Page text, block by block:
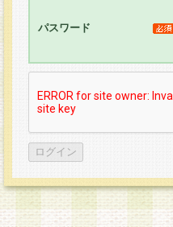
パスワード